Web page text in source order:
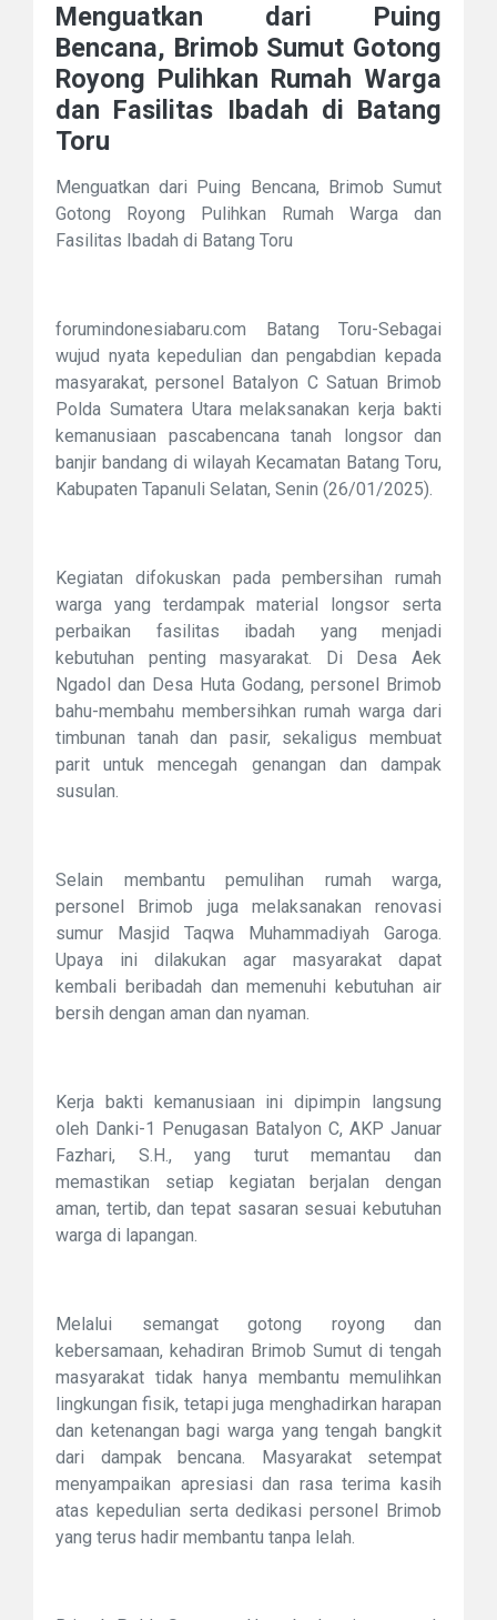
Menguatkan dari Puing
Bencana, Brimob Sumut Gotong
Royong Pulihkan Rumah Warga
dan Fasilitas Ibadah di Batang
Toru
Menguatkan dari Puing Bencana, Brimob Sumut
Gotong Royong Pulihkan Rumah Warga dan
Fasilitas Ibadah di Batang Toru
forumindonesiabaru.com Batang Toru-Sebagai
wujud nyata kepedulian dan pengabdian kepada
masyarakat, personel Batalyon C Satuan Brimob
Polda Sumatera Utara melaksanakan kerja bakti
kemanusiaan pascabencana tanah longsor dan
banjir bandang di wilayah Kecamatan Batang Toru,
Kabupaten Tapanuli Selatan, Senin (26/01/2025).
Kegiatan difokuskan pada pembersihan rumah
warga yang terdampak material longsor serta
perbaikan fasilitas ibadah yang menjadi
kebutuhan penting masyarakat. Di Desa Aek
Ngadol dan Desa Huta Godang, personel Brimob
bahu-membahu membersihkan rumah warga dari
timbunan tanah dan pasir, sekaligus membuat
parit untuk mencegah genangan dan dampak
susulan.
Selain membantu pemulihan rumah warga,
personel Brimob juga melaksanakan renovasi
sumur Masjid Taqwa Muhammadiyah Garoga.
Upaya ini dilakukan agar masyarakat dapat
kembali beribadah dan memenuhi kebutuhan air
bersih dengan aman dan nyaman.
Kerja bakti kemanusiaan ini dipimpin langsung
oleh Danki-1 Penugasan Batalyon C, AKP Januar
Fazhari, S.H., yang turut memantau dan
memastikan setiap kegiatan berjalan dengan
aman, tertib, dan tepat sasaran sesuai kebutuhan
warga di lapangan.
Melalui semangat gotong royong dan
kebersamaan, kehadiran Brimob Sumut di tengah
masyarakat tidak hanya membantu memulihkan
lingkungan fisik, tetapi juga menghadirkan harapan
dan ketenangan bagi warga yang tengah bangkit
dari dampak bencana. Masyarakat setempat
menyampaikan apresiasi dan rasa terima kasih
atas kepedulian serta dedikasi personel Brimob
yang terus hadir membantu tanpa lelah.